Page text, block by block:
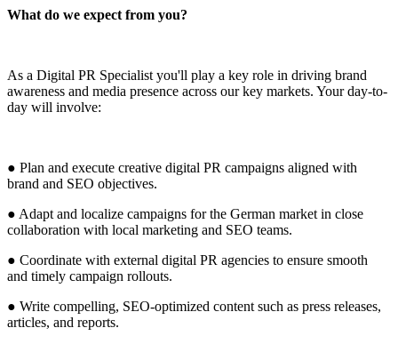
What do we expect from you?
As a Digital PR Specialist you'll play a key role in driving brand
awareness and media presence across our key markets. Your day-to-
day will involve:
● Plan and execute creative digital PR campaigns aligned with
brand and SEO objectives.
● Adapt and localize campaigns for the German market in close
collaboration with local marketing and SEO teams.
● Coordinate with external digital PR agencies to ensure smooth
and timely campaign rollouts.
● Write compelling, SEO-optimized content such as press releases,
articles, and reports.